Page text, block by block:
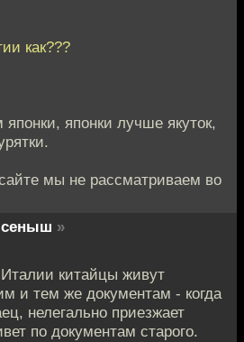
как???
японки лучше якуток,
мы не рассматриваем во
»
китайцы живут
и тем же документам - когда
нелегально приезжает
по документам старого.